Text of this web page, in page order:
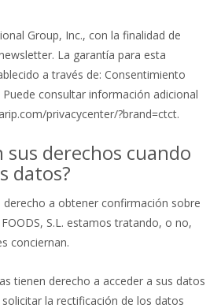
Group, Inc., con la finalidad de
La garantía para esta
a través de: Consentimiento
consultar información adicional
privacycenter/?brand=ctct.
sus derechos cuando
datos?
derecho a obtener confirmación sobre
S.L. estamos tratando, o no,
conciernan.
tienen derecho a acceder a sus datos
la rectificación de los datos